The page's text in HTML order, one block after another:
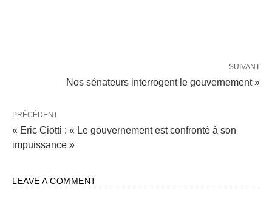
SUIVANT
Nos sénateurs interrogent le gouvernement »
PRÉCÉDENT
« Eric Ciotti : « Le gouvernement est confronté à son
impuissance »
LEAVE A COMMENT